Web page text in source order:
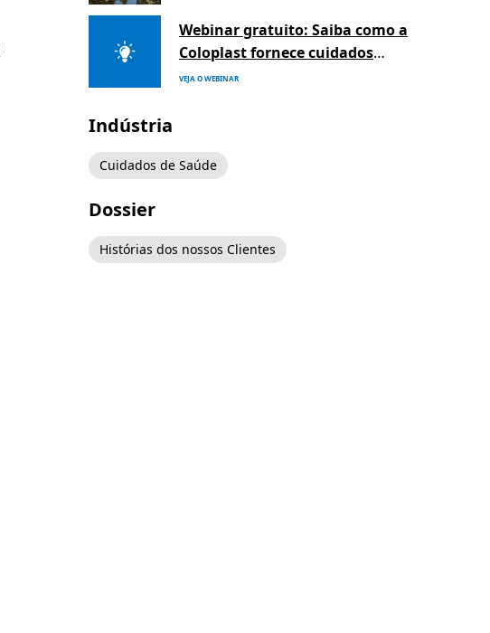
Webinar gratuito: Saiba como a
Coloplast fornece cuidados
orientados por insights com um
VEJA O WEBINAR
Indústria
Cuidados de Saúde
Dossier
Histórias dos nossos Clientes